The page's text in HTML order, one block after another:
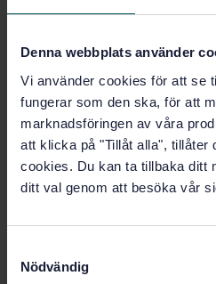
Denna webbplats använder
Vi använder cookies för att se
fungerar som den ska, för att
marknadsföringen av våra
att klicka på "Tillåt alla", tillåter
cookies. Du kan ta tillbaka ditt
ditt val genom att besöka vår
Nödvändig
PDF
Product information
Language: English
Written by:
435/AG 05
Edition:1